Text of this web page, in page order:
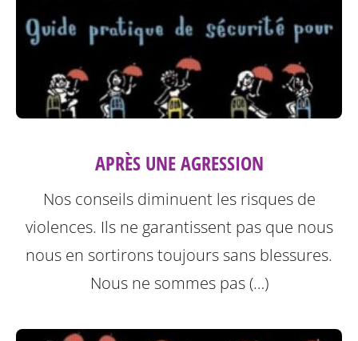
APRÈS UNE AGRESSION
Nos conseils diminuent les risques de
violences. Ils ne garantissent pas que nous
nous en sortirons toujours sans blessures.
Nous ne sommes pas (…)